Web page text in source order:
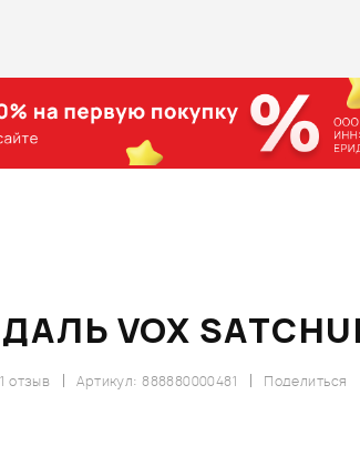
VOX
Поделиться
Артикул: 888880000481
1 отзыв